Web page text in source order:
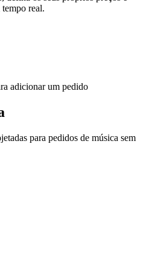
tempo real.
adicionar um pedido
para pedidos de música sem